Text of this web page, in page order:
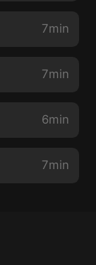
7min
7min
6min
7min